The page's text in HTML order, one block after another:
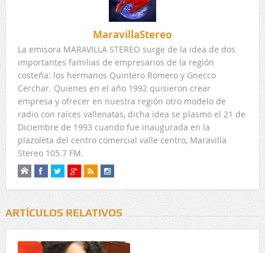
MaravillaStereo
La emisora MARAVILLA STEREO surge de la idea de dos
importantes familias de empresarios de la región
costeña: los hermanos Quintero Romero y Gnecco
Cerchar. Quienes en el año 1992 quisieron crear
empresa y ofrecer en nuestra región otro modelo de
radio con raíces vallenatas, dicha idea se plasmo el 21 de
Diciembre de 1993 cuando fue inaugurada en la
plazoleta del centro comercial valle centro, Maravilla
Stereo 105.7 FM.
ARTÍCULOS RELATIVOS